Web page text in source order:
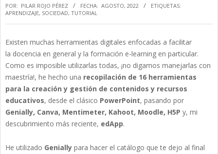
POR: PILAR ROJO PÉREZ FECHA: AGOSTO, 2022
ETIQUETAS:
APRENDIZAJE, SOCIEDAD, TUTORIAL
Existen muchas herramientas digitales enfocadas a facilitar
la docencia en general y la formación e-learning en particular.
Como es imposible utilizarlas todas, ¡no digamos manejarlas con
maestría!, he hecho una recopilación de 16 herramientas
para la creación y gestión de contenidos y recursos
educativos, desde el clásico PowerPoint, pasando por
Genially, Canva, Mentimeter, Kahoot, Moodle, H5P y, mi
descubrimiento más reciente, edApp.
He utilizado Genially para hacer el catálogo que te dejo al final